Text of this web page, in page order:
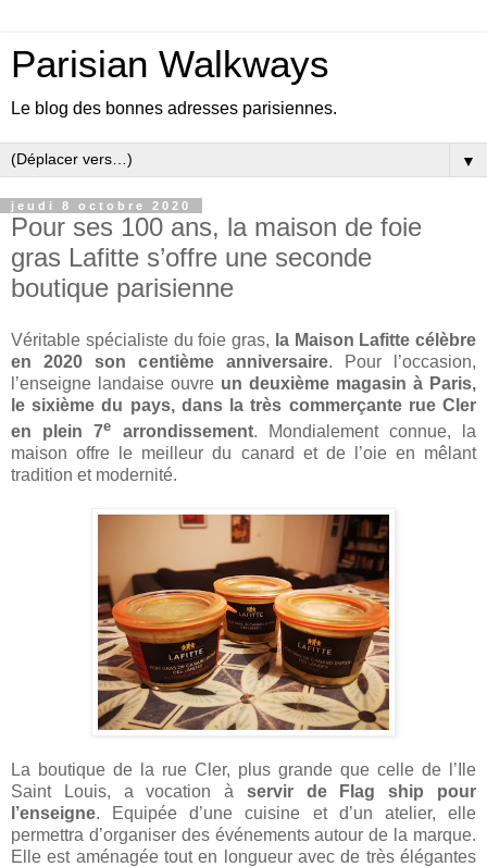
Parisian Walkways
Le blog des bonnes adresses parisiennes.
▼
jeudi 8 octobre 2020
Pour ses 100 ans, la maison de foie
gras Lafitte s’offre une seconde
boutique parisienne
Véritable spécialiste du foie gras, la Maison Lafitte célèbre
en 2020 son centième anniversaire. Pour l’occasion,
l’enseigne landaise ouvre un deuxième magasin à Paris,
le sixième du pays, dans la très commerçante rue Cler
en plein 7e arrondissement. Mondialement connue, la
maison offre le meilleur du canard et de l’oie en mêlant
tradition et modernité.
La boutique de la rue Cler, plus grande que celle de l’Ile
Saint Louis, a vocation à servir de Flag ship pour
l’enseigne. Equipée d’une cuisine et d’un atelier, elle
permettra d’organiser des événements autour de la marque.
Elle est aménagée tout en longueur avec de très élégantes